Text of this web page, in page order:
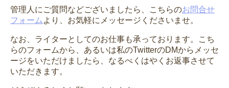
管理人にご質問などございましたら、こちらのお問合せ
フォーム より、お気軽にメッセージくださいませ。
なお、ライターとしてのお仕事も承っております。こち
らのフォームから、あるいは私のTwitterのDMからメッセ
ージをいただけましたら、なるべくはやくお返事させて
いただきます。